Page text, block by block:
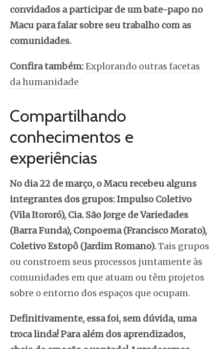
convidados a participar de um bate-papo no
Macu para falar sobre seu trabalho com as
comunidades.
Confira também:Explorando outras facetas
da humanidade
Compartilhando
conhecimentos e
experiências
No dia 22 de março, o Macu recebeu alguns
integrantes dos grupos: Impulso Coletivo
(Vila Itororó), Cia. São Jorge de Variedades
(Barra Funda), Conpoema (Francisco Morato),
Coletivo Estopô (Jardim Romano).Tais grupos
ou constroem seus processos juntamente às
comunidades em que atuam ou têm projetos
sobre o entorno dos espaços que ocupam.
Definitivamente, essa foi, sem dúvida, uma
troca linda! Para além dos aprendizados,